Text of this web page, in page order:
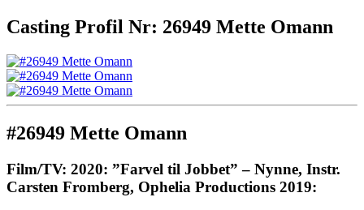
Casting Profil Nr: 26949 Mette Omann
#26949 Mette Omann
Film/TV: 2020: ”Farvel til Jobbet” – Nynne, Instr.
Carsten Fromberg, Ophelia Productions 2019: